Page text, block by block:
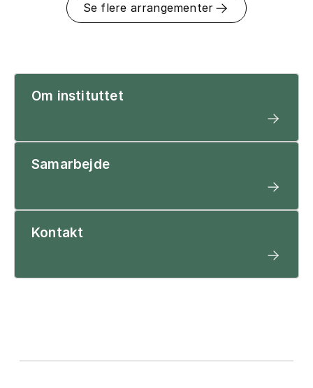
Se flere arrangementer
Om instituttet
Samarbejde
Kontakt